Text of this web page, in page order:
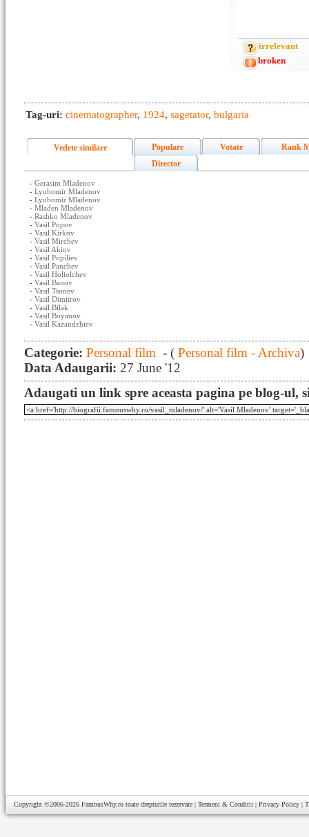
irrelevant
broken
Tag-uri: cinematographer, 1924, sagetator, bulgaria
Vedete similare Populare Votate
Rank
Director
- Gerasim Mladenov
- Lyubomir Mladenov
- Lyubomir Mladenov
- Mladen Mladenov
- Rashko Mladenov
- Vasil Popov
- Vasil Kirkov
- Vasil Mirchev
- Vasil Akiov
- Vasil Popiliev
- Vasil Panchev
- Vasil Holiolchev
- Vasil Banov
- Vasil Tsonev
- Vasil Dimitrov
- Vasil Bilak
- Vasil Boyanov
- Vasil Kazandzhiev
Categorie: Personal film - ( Personal film - Archiva)
Data Adaugarii: 27 June '12
Adaugati un link spre aceasta pagina pe blog-ul,
Copyright ©2006-2026 FamousWhy.ro toate drepturile rezervate | Termeni & Conditii | Privacy Policy |